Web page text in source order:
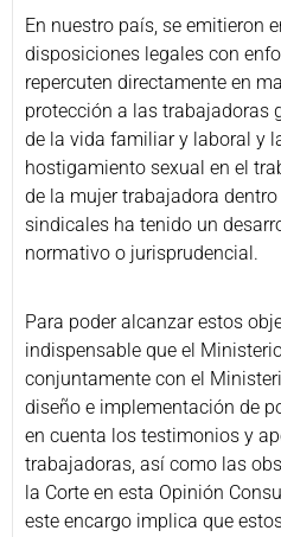
En nuestro país, se emitieron
disposiciones legales con
repercuten directamente en
protección a las trabajadoras
de la vida familiar y laboral y
hostigamiento sexual en el
de la mujer trabajadora
sindicales ha tenido un
normativo o jurisprudencial.
Para poder alcanzar estos
indispensable que el
conjuntamente con el
diseño e implementación de
en cuenta los testimonios y
trabajadoras, así como las
la Corte en esta Opinión
este encargo implica que